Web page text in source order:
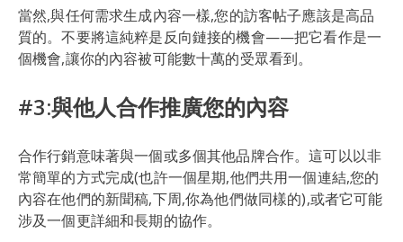
當然,與任何需求生成內容一樣,您的訪客帖子應該是高品
質的。不要將這純粹是反向鏈接的機會——把它看作是一
個機會,讓你的內容被可能數十萬的受眾看到。
#3:與他人合作推廣您的內容
合作行銷意味著與一個或多個其他品牌合作。這可以以非
常簡單的方式完成(也許一個星期,他們共用一個連結,您的
內容在他們的新聞稿,下周,你為他們做同樣的),或者它可能
涉及一個更詳細和長期的協作。